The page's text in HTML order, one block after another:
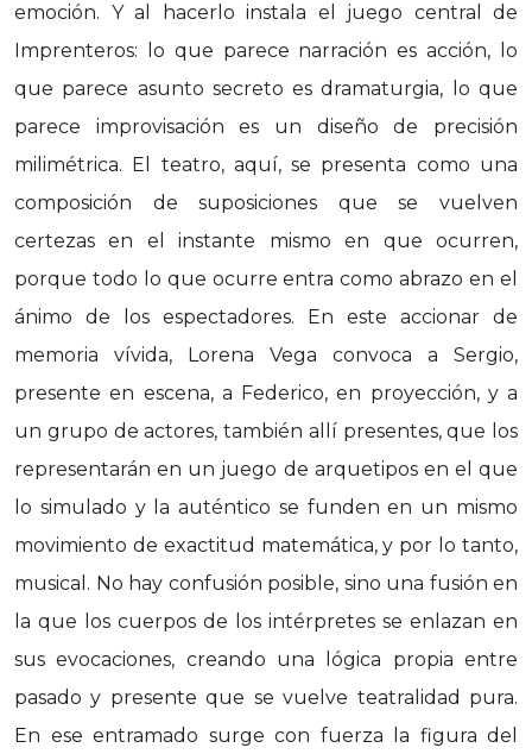
emoción. Y al hacerlo instala el juego central de
Imprenteros: lo que parece narración es acción, lo
que parece asunto secreto es dramaturgia, lo que
parece improvisación es un diseño de precisión
milimétrica. El teatro, aquí, se presenta como una
composición de suposiciones que se vuelven
certezas en el instante mismo en que ocurren,
porque todo lo que ocurre entra como abrazo en el
ánimo de los espectadores. En este accionar de
memoria vívida, Lorena Vega convoca a Sergio,
presente en escena, a Federico, en proyección, y a
un grupo de actores, también allí presentes, que los
representarán en un juego de arquetipos en el que
lo simulado y la auténtico se funden en un mismo
movimiento de exactitud matemática, y por lo tanto,
musical. No hay confusión posible, sino una fusión en
la que los cuerpos de los intérpretes se enlazan en
sus evocaciones, creando una lógica propia entre
pasado y presente que se vuelve teatralidad pura.
En ese entramado surge con fuerza la figura del